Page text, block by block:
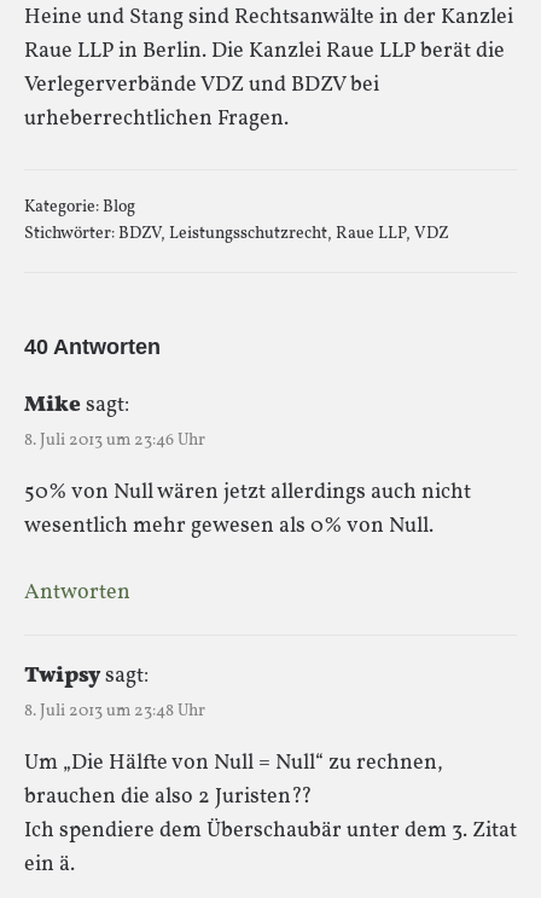
Heine und Stang sind Rechtsanwälte in der Kanzlei
Raue LLP in Berlin. Die Kanzlei Raue LLP berät die
Verlegerverbände VDZ und BDZV bei
urheberrechtlichen Fragen.
Kategorie:Blog
Stichwörter:BDZV, Leistungsschutzrecht, Raue LLP, VDZ
40 Antworten
Mikesagt:
8. Juli 2013 um 23:46 Uhr
50% von Null wären jetzt allerdings auch nicht
wesentlich mehr gewesen als 0% von Null.
Antworten
Twipsysagt:
8. Juli 2013 um 23:48 Uhr
Um „Die Hälfte von Null = Null“ zu rechnen,
brauchen die also 2 Juristen??
Ich spendiere dem Überschaubär unter dem 3. Zitat
ein ä.